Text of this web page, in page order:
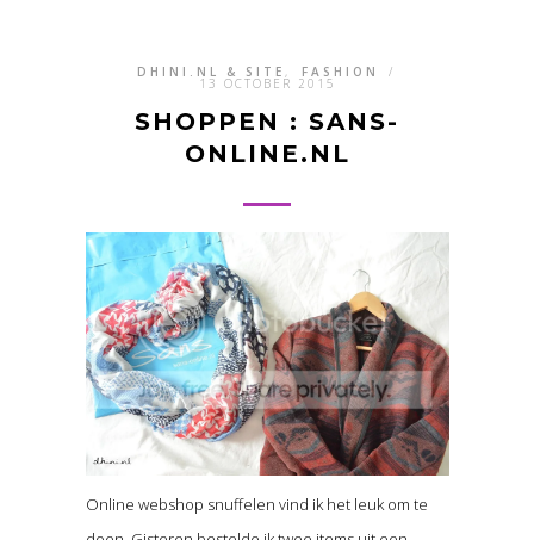
DHINI.NL & SITE , FASHION /
13 OCTOBER 2015
SHOPPEN : SANS-
ONLINE.NL
Online webshop snuffelen vind ik het leuk om te